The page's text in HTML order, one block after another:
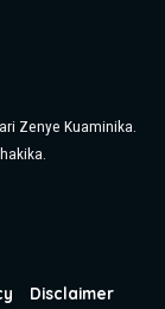
Zenye Kuaminika.
Disclaimer